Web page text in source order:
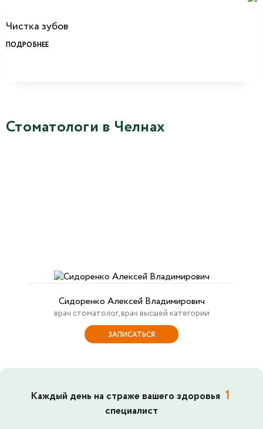
Чистка зубов
ПОДРОБНЕЕ
Стоматологи в Челнах
Сидоренко Алексей Владимирович
врач стоматолог, врач высшей категории
ЗАПИСАТЬСЯ
Каждый день на страже вашего здоровья 1
специалист